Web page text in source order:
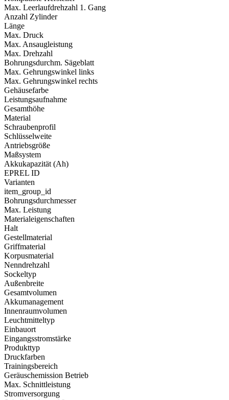
Max. Leerlaufdrehzahl 1. Gang
Anzahl Zylinder
Länge
Max. Druck
Max. Ansaugleistung
Max. Drehzahl
Bohrungsdurchm. Sägeblatt
Max. Gehrungswinkel links
Max. Gehrungswinkel rechts
Gehäusefarbe
Leistungsaufnahme
Gesamthöhe
Material
Schraubenprofil
Schlüsselweite
Antriebsgröße
Maßsystem
Akkukapazität (Ah)
EPREL ID
Varianten
item_group_id
Bohrungsdurchmesser
Max. Leistung
Materialeigenschaften
Halt
Gestellmaterial
Griffmaterial
Korpusmaterial
Nenndrehzahl
Sockeltyp
Außenbreite
Gesamtvolumen
Akkumanagement
Innenraumvolumen
Leuchtmitteltyp
Einbauort
Eingangsstromstärke
Produkttyp
Druckfarben
Trainingsbereich
Geräuschemission Betrieb
Max. Schnittleistung
Stromversorgung